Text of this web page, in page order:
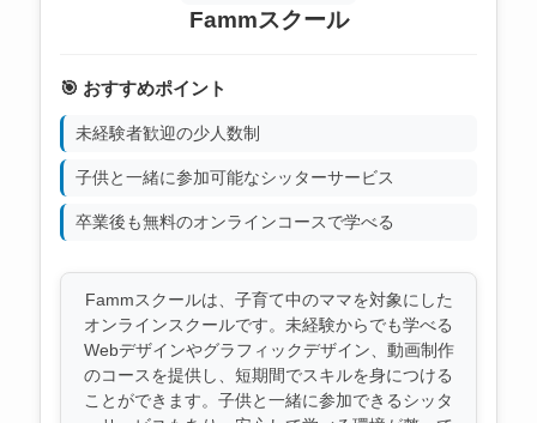
Fammスクール
🎯 おすすめポイント
未経験者歓迎の少人数制
子供と一緒に参加可能なシッターサービス
卒業後も無料のオンラインコースで学べる
Fammスクールは、子育て中のママを対象にした
オンラインスクールです。未経験からでも学べる
Webデザインやグラフィックデザイン、動画制作
のコースを提供し、短期間でスキルを身につける
ことができます。子供と一緒に参加できるシッタ